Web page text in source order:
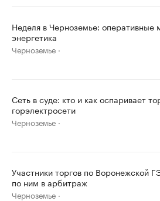
Неделя в Черноземье: оперативные
энергетика
Черноземье
Сеть в суде: кто и как оспаривает
горэлектросети
Черноземье
Участники торгов по Воронежской
по ним в арбитраж
Черноземье